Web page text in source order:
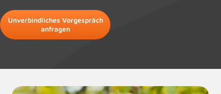
Unverbindliches Vorgespräch
anfragen